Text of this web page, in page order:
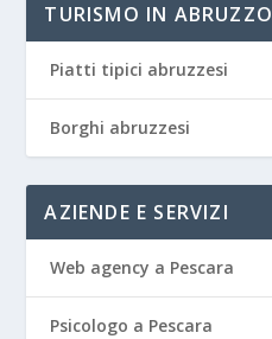
TURISMO IN ABRUZZO
Piatti tipici abruzzesi
Borghi abruzzesi
AZIENDE E SERVIZI
Web agency a Pescara
Psicologo a Pescara